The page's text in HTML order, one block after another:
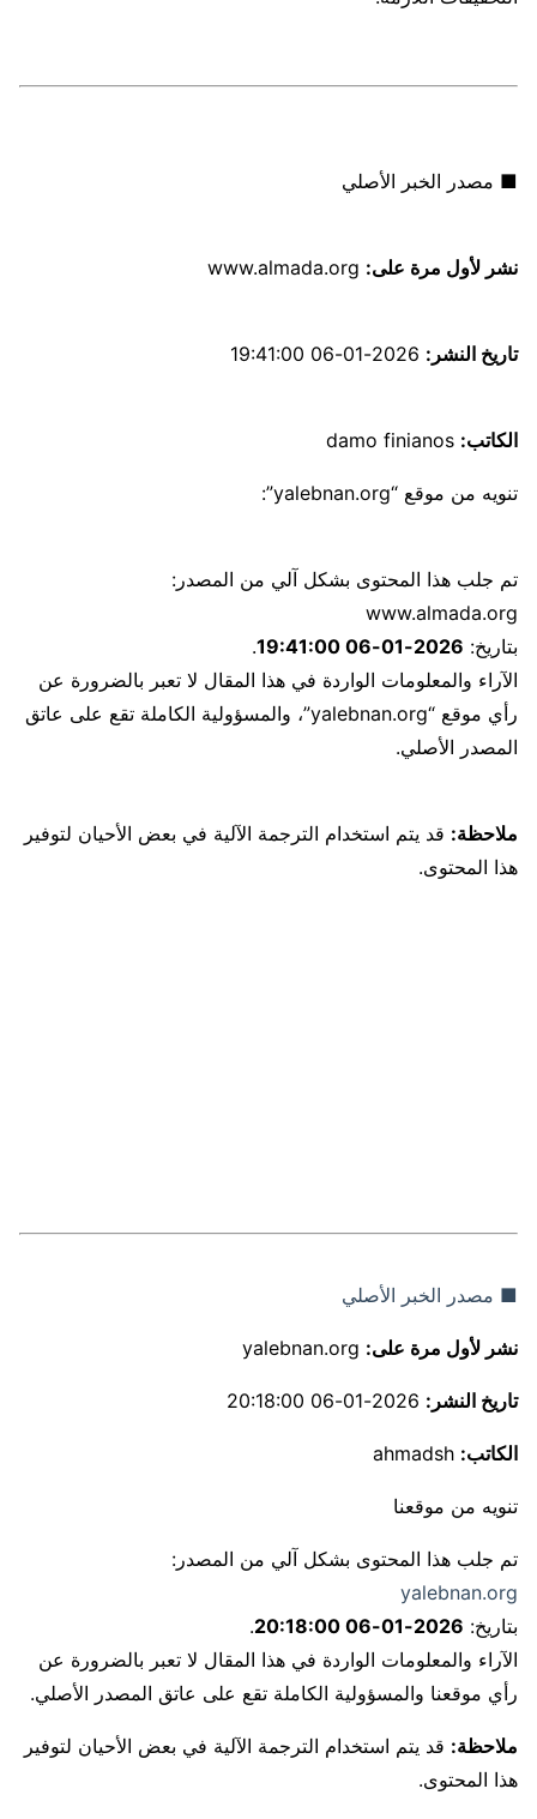
■ مصدر الخبر الأصلي
نشر لأول مرة على: www.almada.org
تاريخ النشر: 2026-01-06 19:41:00
الكاتب: damo finianos
تنويه من موقع “yalebnan.org”:
تم جلب هذا المحتوى بشكل آلي من المصدر:
www.almada.org
بتاريخ: 2026-01-06 19:41:00
.
الآراء والمعلومات الواردة في هذا المقال لا تعبر بالضرورة عن
رأي موقع “yalebnan.org”، والمسؤولية الكاملة تقع على عاتق
المصدر الأصلي.
ملاحظة: قد يتم استخدام الترجمة الآلية في بعض الأحيان لتوفير
هذا المحتوى.
■ مصدر الخبر الأصلي
نشر لأول مرة على: yalebnan.org
تاريخ النشر: 2026-01-06 20:18:00
الكاتب: ahmadsh
تنويه من موقعنا
تم جلب هذا المحتوى بشكل آلي من المصدر:
yalebnan.org
بتاريخ: 2026-01-06 20:18:00
.
الآراء والمعلومات الواردة في هذا المقال لا تعبر بالضرورة عن
رأي موقعنا والمسؤولية الكاملة تقع على عاتق المصدر الأصلي.
ملاحظة: قد يتم استخدام الترجمة الآلية في بعض الأحيان لتوفير
هذا المحتوى.